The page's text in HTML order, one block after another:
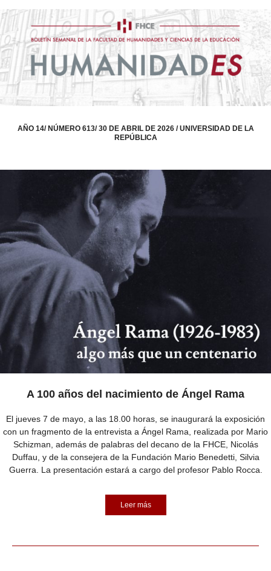
AÑO 14/ NÚMERO 613/ 30 DE ABRIL DE 2026 / UNIVERSIDAD DE LA
REPÚBLICA
A 100 años del nacimiento de Ángel Rama
El jueves 7 de mayo, a las 18.00 horas, se inaugurará la exposición
con un fragmento de la entrevista a Ángel Rama, realizada por Mario
Schizman, además de palabras del decano de la FHCE, Nicolás
Duffau, y de la consejera de la Fundación Mario Benedetti, Silvia
Guerra. La presentación estará a cargo del profesor Pablo Rocca.
Leer más